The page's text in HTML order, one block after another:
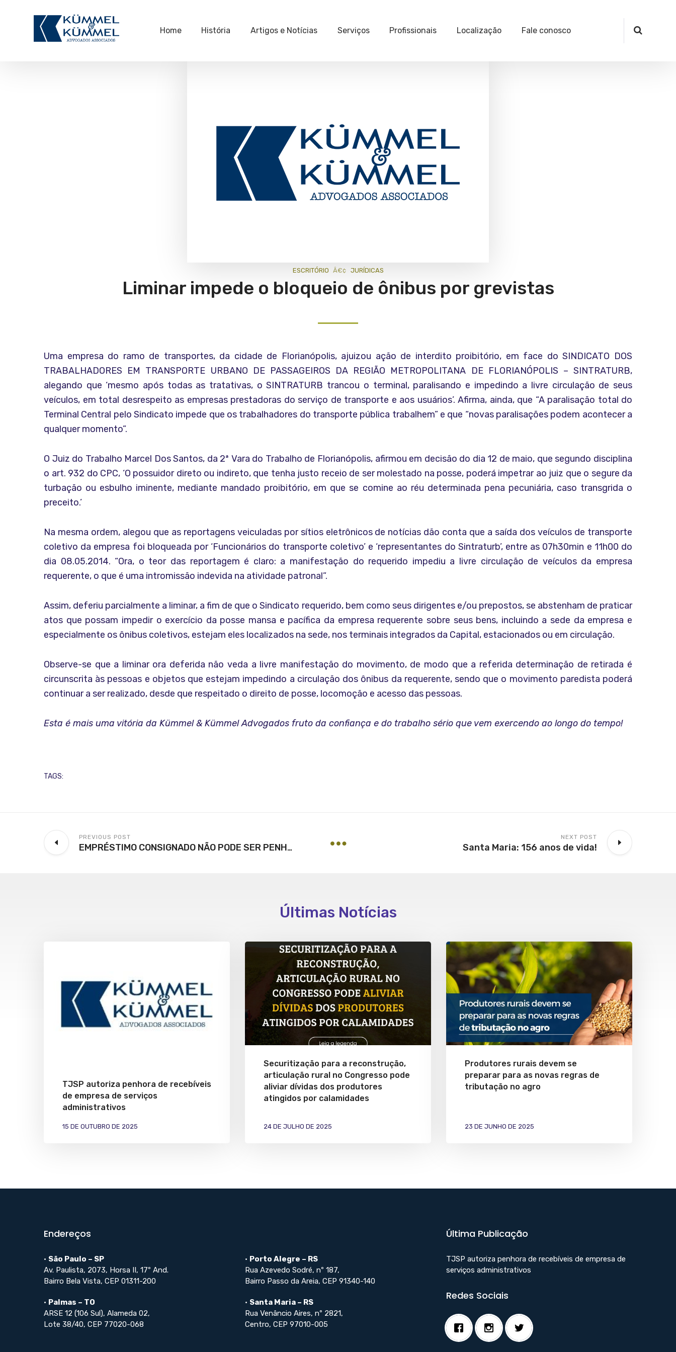
Home História Artigos e Notícias Serviços Profissionais Localização Fale conosco
ESCRITÓRIO JURÍ­DICAS
Liminar impede o bloqueio de ônibus por grevistas
Uma empresa do ramo de transportes, da cidade de Florianópolis, ajuizou ação de interdito proibitório, em face do SINDICATO DOS
TRABALHADORES EM TRANSPORTE URBANO DE PASSAGEIROS DA REGIÃO METROPOLITANA DE FLORIANÓPOLIS – SINTRATURB,
alegando que ‘mesmo após todas as tratativas, o SINTRATURB trancou o terminal, paralisando e impedindo a livre circulação de seus
veículos, em total desrespeito as empresas prestadoras do serviço de transporte e aos usuários’. Afirma, ainda, que “A paralisação total do
Terminal Central pelo Sindicato impede que os trabalhadores do transporte pública trabalhem” e que “novas paralisações podem acontecer a
qualquer momento”.
O Juiz do Trabalho Marcel Dos Santos, da 2ª Vara do Trabalho de Florianópolis, afirmou em decisão do dia 12 de maio, que segundo disciplina
o art. 932 do CPC, ‘O possuidor direto ou indireto, que tenha justo receio de ser molestado na posse, poderá impetrar ao juiz que o segure da
turbação ou esbulho iminente, mediante mandado proibitório, em que se comine ao réu determinada pena pecuniária, caso transgrida o
preceito.’
Na mesma ordem, alegou que as reportagens veiculadas por sítios eletrônicos de notícias dão conta que a saída dos veículos de transporte
coletivo da empresa foi bloqueada por ‘Funcionários do transporte coletivo’ e ‘representantes do Sintraturb’, entre as 07h30min e 11h00 do
dia 08.05.2014. “Ora, o teor das reportagem é claro: a manifestação do requerido impediu a livre circulação de veículos da empresa
requerente, o que é uma intromissão indevida na atividade patronal”.
Assim, deferiu parcialmente a liminar, a fim de que o Sindicato requerido, bem como seus dirigentes e/ou prepostos, se abstenham de praticar
atos que possam impedir o exercício da posse mansa e pacífica da empresa requerente sobre seus bens, incluindo a sede da empresa e
especialmente os ônibus coletivos, estejam eles localizados na sede, nos terminais integrados da Capital, estacionados ou em circulação.
Observe-se que a liminar ora deferida não veda a livre manifestação do movimento, de modo que a referida determinação de retirada é
circunscrita às pessoas e objetos que estejam impedindo a circulação dos ônibus da requerente, sendo que o movimento paredista poderá
continuar a ser realizado, desde que respeitado o direito de posse, locomoção e acesso das pessoas.
Esta é mais uma vitória da Kümmel & Kümmel Advogados fruto da confiança e do trabalho sério que vem exercendo ao longo do tempo!
TAGS:
PREVIOUS POST
EMPRÉSTIMO CONSIGNADO NÃO PODE SER PENHORADO
NEXT POST
Santa Maria: 156 anos de vida!
Últimas Notícias
TJSP autoriza penhora de recebíveis
de empresa de serviços
administrativos
15 DE OUTUBRO DE 2025
Securitização para a reconstrução,
articulação rural no Congresso pode
aliviar dívidas dos produtores
atingidos por calamidades
24 DE JULHO DE 2025
Produtores rurais devem se
preparar para as novas regras de
tributação no agro
23 DE JUNHO DE 2025
Endereços
• São Paulo – SP
Av. Paulista, 2073, Horsa II, 17º And.
Bairro Bela Vista, CEP 01311-200
• Palmas – TO
ARSE 12 (106 Sul), Alameda 02,
Lote 38/40, CEP 77020-068
• Porto Alegre – RS
Rua Azevedo Sodré, nº 187,
Bairro Passo da Areia, CEP 91340-140
• Santa Maria – RS
Rua Venâncio Aires, nº 2821,
Centro, CEP 97010-005
Última Publicação
TJSP autoriza penhora de recebíveis de empresa de
serviços administrativos
Redes Sociais